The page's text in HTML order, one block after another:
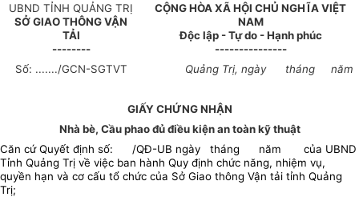
UBND TỈNH QUẢNG TRỊ
SỞ GIAO THÔNG VẬN
TẢI
--------
CỘNG HÒA XÃ HỘI CHỦ NGHĨA VIỆT
NAM
Độc lập - Tự do - Hạnh phúc
---------------
Số: ......./GCN-SGTVT
Quảng Trị, ngày tháng năm
GIẤY CHỨNG NHẬN
Nhà bè, Cầu phao đủ điều kiện an toàn kỹ thuật
Căn cứ Quyết định số: /QĐ-UB ngày tháng năm của UBND
Tỉnh Quảng Trị về việc ban hành Quy định chức năng, nhiệm vụ,
quyền hạn và cơ cấu tổ chức của Sở Giao thông Vận tải tỉnh Quảng
Trị;